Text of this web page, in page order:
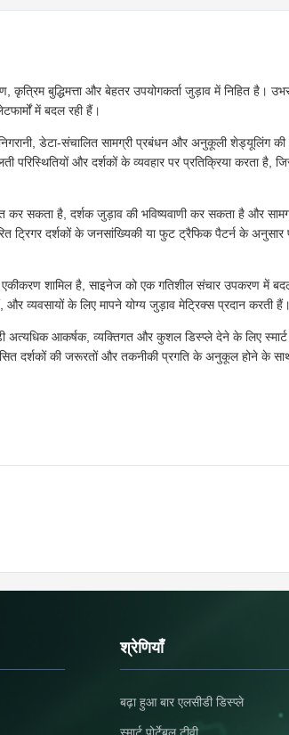
बुद्धिमत्ता और बेहतर उपयोगकर्ता जुड़ाव में निहित है।
में बदल रही हैं।
डेटा-संचालित सामग्री प्रबंधन और अनुकूली शेड्यूलिंग
परिस्थितियों और दर्शकों के व्यवहार पर प्रतिक्रिया करता है,
सकता है, दर्शक जुड़ाव की भविष्यवाणी कर सकता है और
ट्रिगर दर्शकों के जनसांख्यिकी या फुट ट्रैफिक पैटर्न के अनुसार
एकीकरण शामिल है, साइनेज को एक गतिशील संचार उपकरण में
और व्यवसायों के लिए मापने योग्य जुड़ाव मेट्रिक्स प्रदान करती हैं।
अत्यधिक आकर्षक, व्यक्तिगत और कुशल डिस्प्ले देने के लिए
दर्शकों की जरूरतों और तकनीकी प्रगति के अनुकूल होने के
श्रेणियाँ
बढ़ा हुआ बार एलसीडी डिस्प्ले